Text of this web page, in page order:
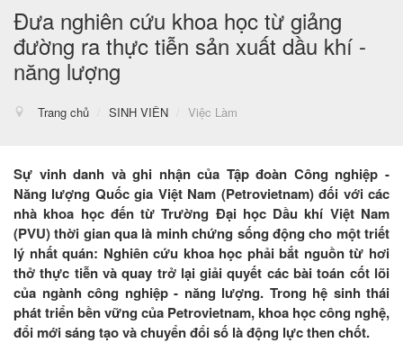
Đưa nghiên cứu khoa học từ giảng
đường ra thực tiễn sản xuất dầu khí -
năng lượng
Trang chủ / SINH VIÊN / Việc Làm
Sự vinh danh và ghi nhận của Tập đoàn Công nghiệp -
Năng lượng Quốc gia Việt Nam (Petrovietnam) đối với các
nhà khoa học đến từ Trường Đại học Dầu khí Việt Nam
(PVU) thời gian qua là minh chứng sống động cho một triết
lý nhất quán: Nghiên cứu khoa học phải bắt nguồn từ hơi
thở thực tiễn và quay trở lại giải quyết các bài toán cốt lõi
của ngành công nghiệp - năng lượng. Trong hệ sinh thái
phát triển bền vững của Petrovietnam, khoa học công nghệ,
đổi mới sáng tạo và chuyển đổi số là động lực then chốt.